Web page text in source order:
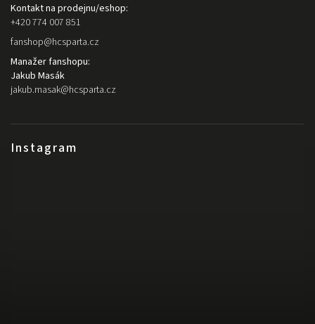
Instagram
Kontakt na prodejnu/eshop:
+420 774 007 851
fanshop@hcsparta.cz
Manažer fanshopu:
Jakub Masák
jakub.masak@hcsparta.cz